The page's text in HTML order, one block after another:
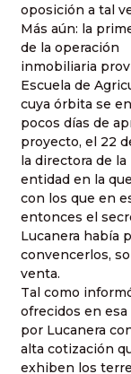
oposición a tal
Más aún: la
de la operación
inmobiliaria
Escuela de
cuya órbita se
pocos días de
proyecto, el 22
la directora de la
entidad en la
con los que en
entonces el
Lucanera había
convencerlos,
venta.
Tal como
ofrecidos en
por Lucanera
alta cotización
exhiben los